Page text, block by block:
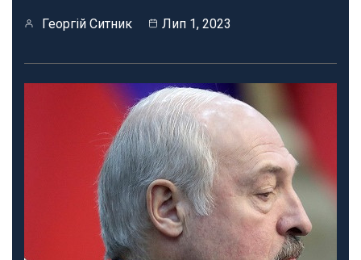
Георгій Ситник Лип 1, 2023